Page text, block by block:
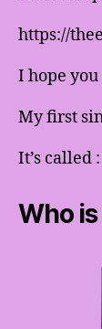
https://
I hope
My first
It’s called :
Who